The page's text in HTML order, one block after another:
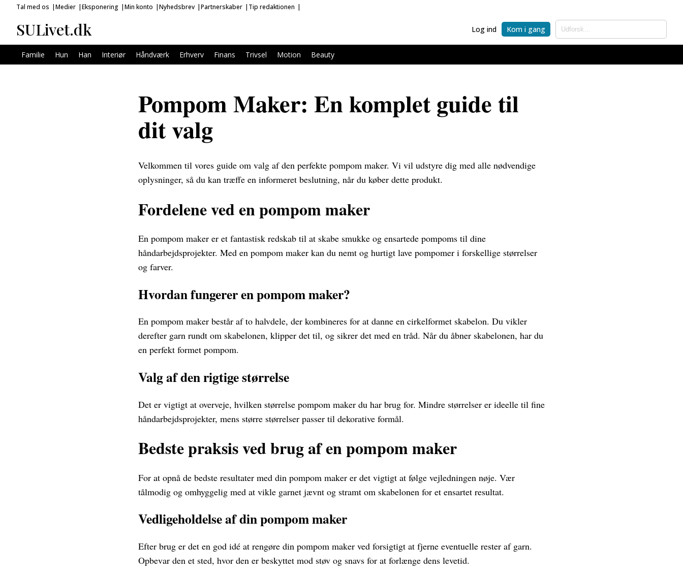
Tal med os Medier Eksponering Min konto Nyhedsbrev Partnerskaber Tip redaktionen
SULivet.dk Log ind Kom i gang
Familie Hun Han Interiør Håndværk Erhverv Finans Trivsel Motion Beauty
Pompom Maker: En komplet guide til
dit valg
Velkommen til vores guide om valg af den perfekte pompom maker. Vi vil udstyre dig med alle nødvendige
oplysninger, så du kan træffe en informeret beslutning, når du køber dette produkt.
Fordelene ved en pompom maker
En pompom maker er et fantastisk redskab til at skabe smukke og ensartede pompoms til dine
håndarbejdsprojekter. Med en pompom maker kan du nemt og hurtigt lave pompomer i forskellige størrelser
og farver.
Hvordan fungerer en pompom maker?
En pompom maker består af to halvdele, der kombineres for at danne en cirkelformet skabelon. Du vikler
derefter garn rundt om skabelonen, klipper det til, og sikrer det med en tråd. Når du åbner skabelonen, har du
en perfekt formet pompom.
Valg af den rigtige størrelse
Det er vigtigt at overveje, hvilken størrelse pompom maker du har brug for. Mindre størrelser er ideelle til fine
håndarbejdsprojekter, mens større størrelser passer til dekorative formål.
Bedste praksis ved brug af en pompom maker
For at opnå de bedste resultater med din pompom maker er det vigtigt at følge vejledningen nøje. Vær
tålmodig og omhyggelig med at vikle garnet jævnt og stramt om skabelonen for et ensartet resultat.
Vedligeholdelse af din pompom maker
Efter brug er det en god idé at rengøre din pompom maker ved forsigtigt at fjerne eventuelle rester af garn.
Opbevar den et sted, hvor den er beskyttet mod støv og snavs for at forlænge dens levetid.